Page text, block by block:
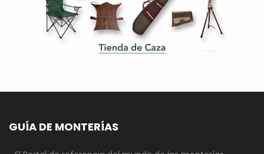
GUÍA DE MONTERÍAS